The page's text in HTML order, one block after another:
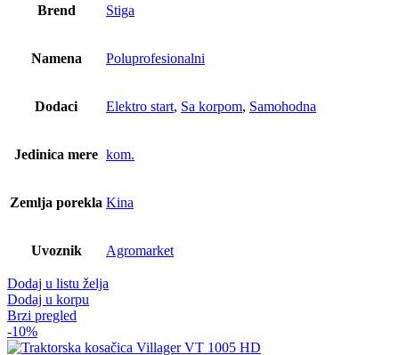
је
Brend Stiga
Namena Poluprofesionalni
Dodaci Elektro start, Sa korpom, Samohodna
Jedinica mere kom.
Zemlja porekla Kina
Uvoznik Agromarket
Dodaj u listu želja
Dodaj u korpu
Brzi pregled
-10%